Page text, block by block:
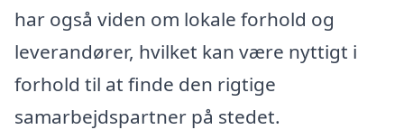
har også viden om lokale forhold og
leverandører, hvilket kan være nyttigt i
forhold til at finde den rigtige
samarbejdspartner på stedet.